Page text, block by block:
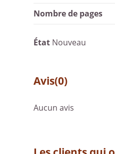
Nombre de pages
État Nouveau
Avis(0)
Aucun avis